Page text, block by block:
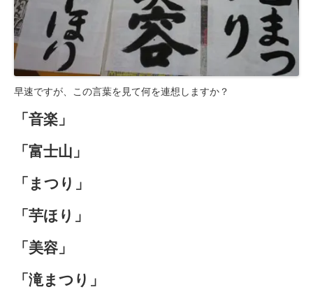
透析・入院透析
介護老人保健施設
はまなこ介護老人保健施設
三田介護老人保健施設
滝町介護老人保健施設
ショートステイ
滝町ショートステイ
グループホーム
デイケア
早速ですが、この言葉を見て何を連想しますか？
「音楽」
「富士山」
「まつり」
「芋ほり」
「美容」
「滝まつり」